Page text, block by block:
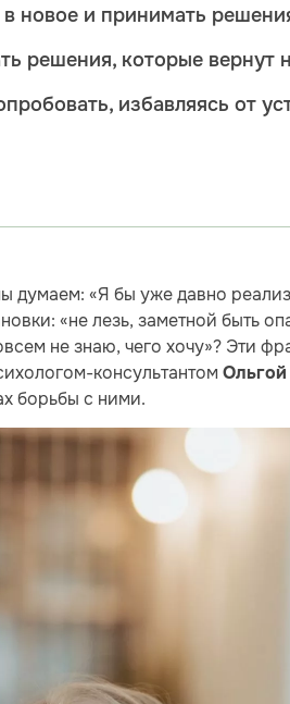
новое и принимать
решения, которые вернут
избавляясь от
думаем: «Я бы уже давно
«не лезь, заметной быть
не знаю, чего хочу»? Эти
консультантом
борьбы с ними.